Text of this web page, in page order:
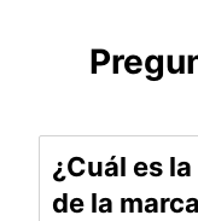
¿Cuál es
de la